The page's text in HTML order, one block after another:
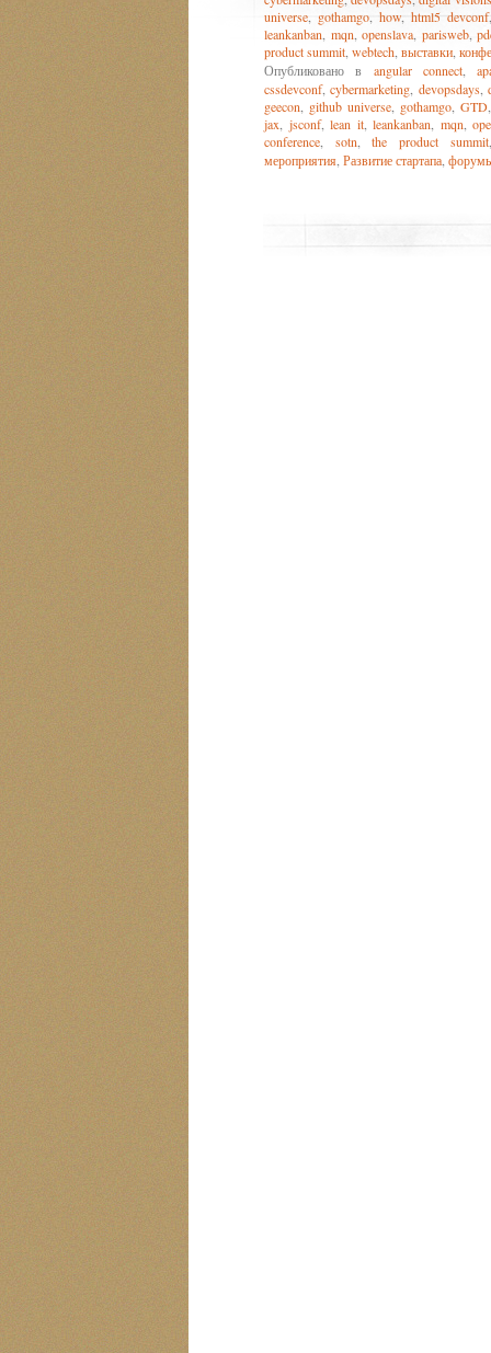
universe gothamgo how, html5 devconf
leankanban mqn ,openslava parisweb,
product summit webtech выставки
Опубликовано в angular connect,
cssdevconf,cybermarketing devopsdays,
geecon
github universe, gothamgo, GTD
jax
jsconf, lean it, leankanban mqn
conference
sotn ,the product summit
мероприятия Развитие стартапа